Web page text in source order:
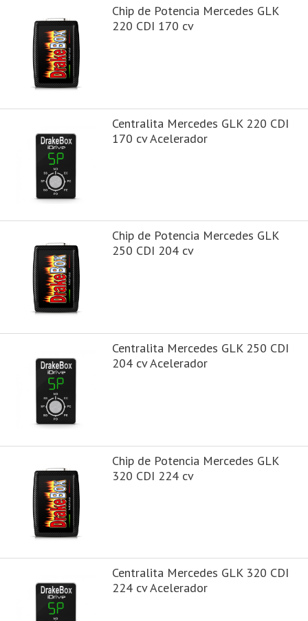
Chip de Potencia Mercedes GLK
220 CDI 170 cv
Centralita Mercedes GLK 220 CDI
170 cv Acelerador
Chip de Potencia Mercedes GLK
250 CDI 204 cv
Centralita Mercedes GLK 250 CDI
204 cv Acelerador
Chip de Potencia Mercedes GLK
320 CDI 224 cv
Centralita Mercedes GLK 320 CDI
224 cv Acelerador